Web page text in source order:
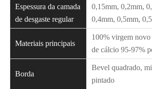
Espessura da camada
de desgaste regular
0,15mm, 0,2mm,
0,4mm, 0,5mm,
Materiais principais
100% virgem
de cálcio 95-97%
Borda
Bevel quadrado,
pintado